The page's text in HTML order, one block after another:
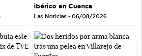
ibérico en Cuenca
Las Noticias - 06/08/2026